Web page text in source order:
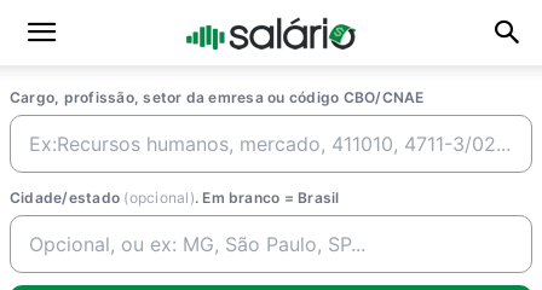
Cargo, profissão, setor da emresa ou código CBO/CNAE
Cidade/estado (opcional). Em branco = Brasil